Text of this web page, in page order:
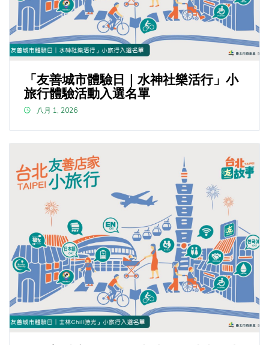
「友善城市體驗日｜水神社樂活行」小
旅行體驗活動入選名單
八月 1, 2026